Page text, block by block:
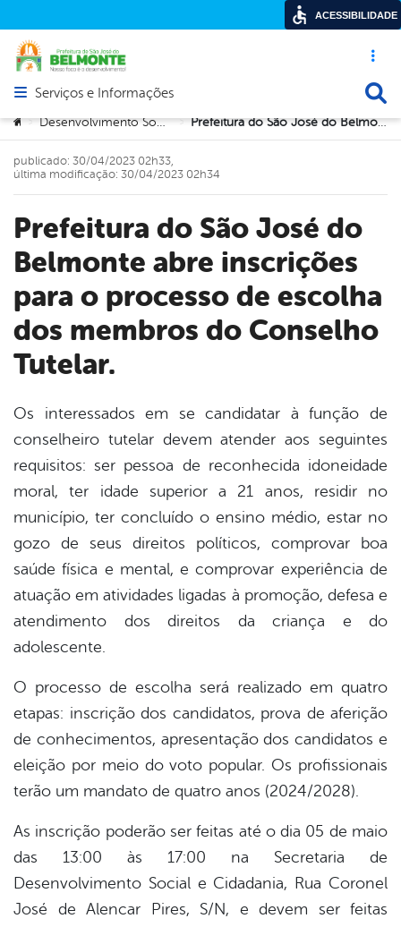
Acesso
Abrir menu principal de navegação
Serviços e Informações
Você está aqui:
> Desenvolvimento Social e Cidadania > Prefeitura do São José do Belmonte abre inscrições para o processo de escolha dos membros do Conselho Tutelar.
Prefeitura do São José do
Belmonte abre inscrições
para o processo de escolha
dos membros do Conselho
Tutelar.
publicado: 30/04/2023 02h33,
última modificação: 30/04/2023 02h34
Os interessados em se candidatar à função de
conselheiro tutelar devem atender aos seguintes
requisitos: ser pessoa de reconhecida idoneidade
moral, ter idade superior a 21 anos, residir no
município, ter concluído o ensino médio, estar no
gozo de seus direitos políticos, comprovar boa
saúde física e mental, e comprovar experiência de
atuação em atividades ligadas à promoção, defesa e
atendimento dos direitos da criança e do
adolescente.
O processo de escolha será realizado em quatro
etapas: inscrição dos candidatos, prova de aferição
de conhecimentos, apresentação dos candidatos e
eleição por meio do voto popular. Os profissionais
terão um mandato de quatro anos (2024/2028).
As inscrição poderão ser feitas até o dia 05 de maio
das 13:00 às 17:00 na Secretaria de
Desenvolvimento Social e Cidadania, Rua Coronel
José de Alencar Pires, S/N, e devem ser feitas
ACESSIBILIDADE